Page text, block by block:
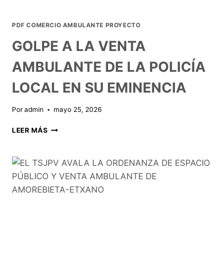
PDF COMERCIO AMBULANTE PROYECTO
GOLPE A LA VENTA
AMBULANTE DE LA POLICÍA
LOCAL EN SU EMINENCIA
Poradmin mayo 25, 2026
LEER MÁS